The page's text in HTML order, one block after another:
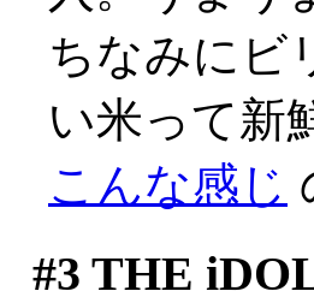
ちなみにビ
い米って新
こんな感じ
#3 THE